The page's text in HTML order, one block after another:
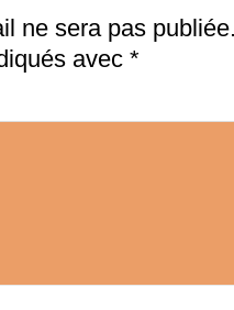
ne sera pas
avec *